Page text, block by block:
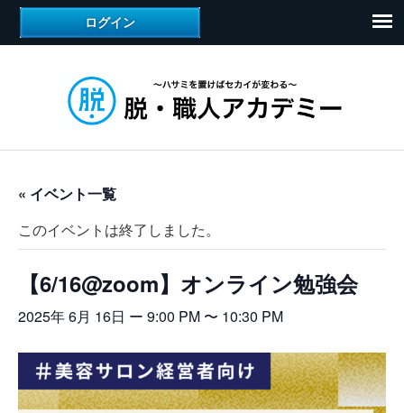
« イベント一覧
このイベントは終了しました。
【6/16@zoom】オンライン勉強会
2025年 6月 16日 ー 9:00 PM 〜 10:30 PM